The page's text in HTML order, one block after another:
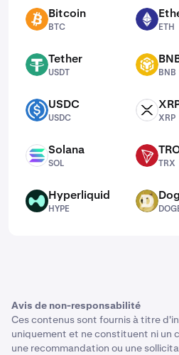
BTC Bitcoin
BTC
ETH
ETH
USDT Tether
USDT
BNB
BNB
USDC USDC
USDC
XRP
XRP
SOL Solana
SOL
TRX
TRX
HYPE Hyperliquid
HYPE
DOGE
Avis de non-responsabilité
Ces contenus sont fournis à titre
uniquement et ne constituent ni un
une recommandation ou une